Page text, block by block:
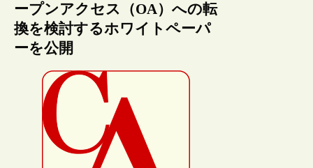
ープンアクセス（OA）への転
換を検討するホワイトペーパ
ーを公開